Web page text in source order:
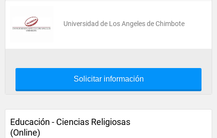
Universidad de Los Angeles de Chimbote
Solicitar información
Educación - Ciencias Religiosas
(Online)